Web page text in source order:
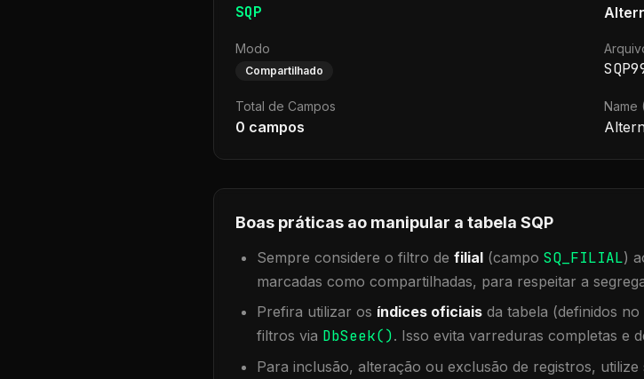
SQP
Modo
Compartilhado
Total de Campos
0 campos
Name
Boas práticas ao manipular a tabela SQP
Sempre considere o filtro de filial (campo SQ_FILIAL)
marcadas como compartilhadas, para respeitar a
Prefira utilizar os índices oficiais da tabela (definidos
filtros via DbSeek(). Isso evita varreduras completas e
Para inclusão, alteração ou exclusão de registros,